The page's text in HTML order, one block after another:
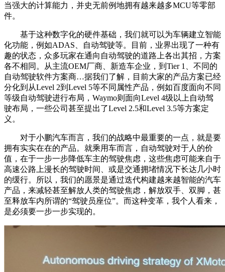
当强大的计算能力，并史无前例地拥有越来越多MCU等零部
件。
基于这种数字化的硬件基础，我们就可以为车辆建立智能
化功能，例如ADAS、自动驾驶等。目前，业界出现了一种有
趣的状态，众多玩家在通向自动驾驶的道路上各出其招，方案
各不相同。从主流OEM厂商、新造车企业，到Tier 1、不同的
自动驾驶软件方案商…据我们了解，目前大家的产品方案已经
分化到从Level 2到Level 5等不同属性产品，例如百度面向不同
等级自动驾驶进行布局，Waymo则面向Level 4级以上自动驾
驶布局，一些公司甚至提出了Level 2.5和Level 3.5等方案定
义。
对于小鹏汽车而言，我们的战略中最重要的一点，就是要
拥有实实在在的产品。就乘用车而言，自动驾驶对于人的价
值，在于一步一步降低车主的驾驶焦虑，这些焦虑可能来自于
高速公路上漫长的驾驶时间、或是交通拥堵情况下长达几小时
的缓行。所以，我们的愿景是通过迭代构建越来越智能的汽车
产品，来减轻甚至解放人类的驾驶焦虑，解放双手、双脚，甚
至释放车内所谓的“驾驶员座位”。而这种变革，我个人看来，
是必须要一步一步实现的。